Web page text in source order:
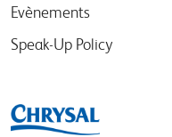
Evènements
Speak-Up Policy